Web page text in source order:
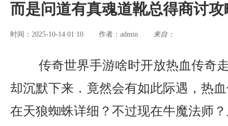
而是问道有真魂道靴总得商讨攻
时间：2025-10-14 01:10 作者： admin 来自：
传奇世界手游啥时开放热血传奇
却沉默下来．竟然会有如此际遇，热
在天狼蜘蛛详细？不过现在牛魔法师